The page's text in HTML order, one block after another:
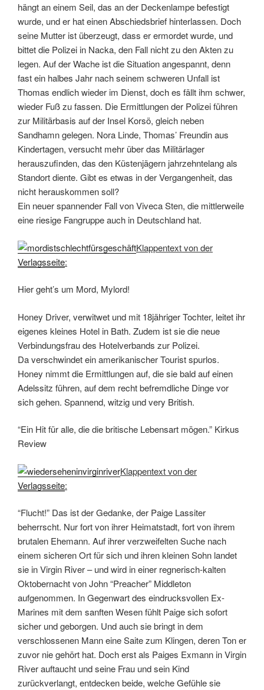
hängt an einem Seil, das an der Deckenlampe befestigt
wurde, und er hat einen Abschiedsbrief hinterlassen. Doch
seine Mutter ist überzeugt, dass er ermordet wurde, und
bittet die Polizei in Nacka, den Fall nicht zu den Akten zu
legen. Auf der Wache ist die Situation angespannt, denn
fast ein halbes Jahr nach seinem schweren Unfall ist
Thomas endlich wieder im Dienst, doch es fällt ihm schwer,
wieder Fuß zu fassen. Die Ermittlungen der Polizei führen
zur Militärbasis auf der Insel Korsö, gleich neben
Sandhamn gelegen. Nora Linde, Thomas’ Freundin aus
Kindertagen, versucht mehr über das Militärlager
herauszufinden, das den Küstenjägern jahrzehntelang als
Standort diente. Gibt es etwas in der Vergangenheit, das
nicht herauskommen soll?
Ein neuer spannender Fall von Viveca Sten, die mittlerweile
eine riesige Fangruppe auch in Deutschland hat.
Klappentext von der
Verlagsseite:
Hier geht’s um Mord, Mylord!
Honey Driver, verwitwet und mit 18jähriger Tochter, leitet ihr
eigenes kleines Hotel in Bath. Zudem ist sie die neue
Verbindungsfrau des Hotelverbands zur Polizei.
Da verschwindet ein amerikanischer Tourist spurlos.
Honey nimmt die Ermittlungen auf, die sie bald auf einen
Adelssitz führen, auf dem recht befremdliche Dinge vor
sich gehen. Spannend, witzig und very British.
“Ein Hit für alle, die die britische Lebensart mögen.” Kirkus
Review
Klappentext von der
Verlagsseite:
“Flucht!” Das ist der Gedanke, der Paige Lassiter
beherrscht. Nur fort von ihrer Heimatstadt, fort von ihrem
brutalen Ehemann. Auf ihrer verzweifelten Suche nach
einem sicheren Ort für sich und ihren kleinen Sohn landet
sie in Virgin River – und wird in einer regnerisch-kalten
Oktobernacht von John “Preacher” Middleton
aufgenommen. In Gegenwart des eindrucksvollen Ex-
Marines mit dem sanften Wesen fühlt Paige sich sofort
sicher und geborgen. Und auch sie bringt in dem
verschlossenen Mann eine Saite zum Klingen, deren Ton er
zuvor nie gehört hat. Doch erst als Paiges Exmann in Virgin
River auftaucht und seine Frau und sein Kind
zurückverlangt, entdecken beide, welche Gefühle sie